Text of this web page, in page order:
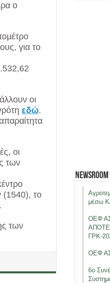
ο
για το
οι
εδώ.
οι
των
(1540), το
των
Newsroom
μέσω
ΟΕΦ
ΓΡΚ-
ΟΕΦ
6ο